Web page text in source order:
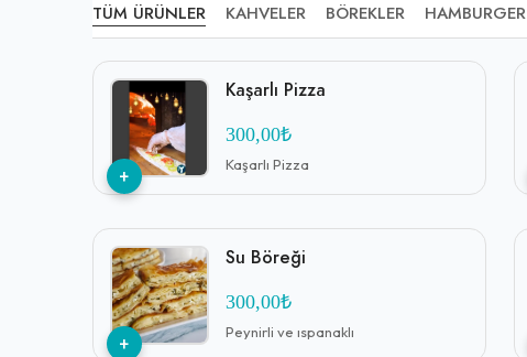
TÜM ÜRÜNLER KAHVELER BÖREKLER HAMBURGER
+
Kaşarlı Pizza
300,00₺
Kaşarlı Pizza
+
Su Böreği
300,00₺
Peynirli ve ıspanaklı